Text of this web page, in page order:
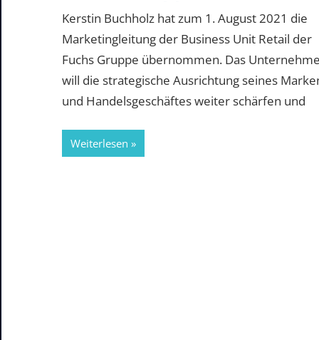
Kerstin Buchholz hat zum 1. August 2021 die
Marketingleitung der Business Unit Retail der
Fuchs Gruppe übernommen. Das
will die strategische Ausrichtung seines
und Handelsgeschäftes weiter schärfen und
Weiterlesen